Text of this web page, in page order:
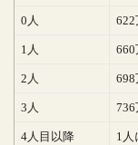
0人 622
1人 660
2人 698
3人 736
4人目以降 1人